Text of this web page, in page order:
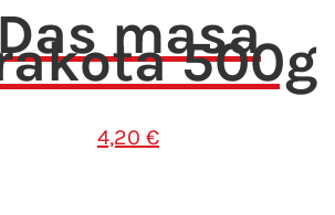
masa
500g
4,20 €